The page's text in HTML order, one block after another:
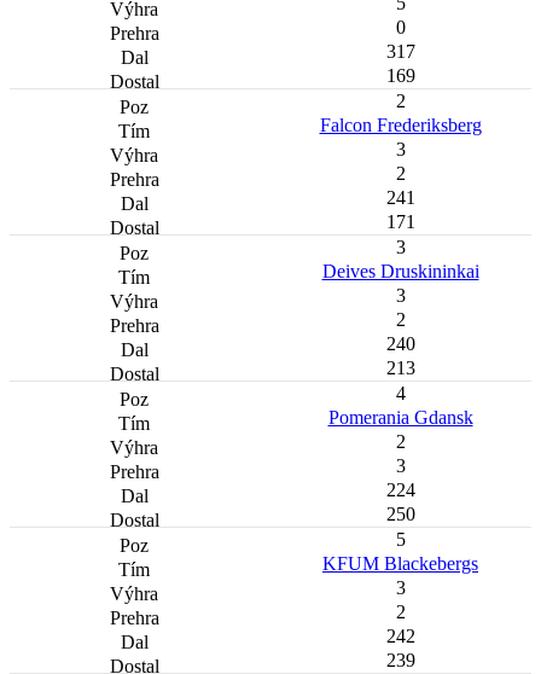
0
317
169
2
Falcon Frederiksberg
3
2
241
171
3
Deives Druskininkai
3
2
240
213
4
Pomerania Gdansk
2
3
224
250
5
KFUM Blackebergs
3
2
242
239